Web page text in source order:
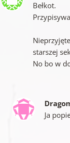
Bełkot.
starszej
No bo w
Ja